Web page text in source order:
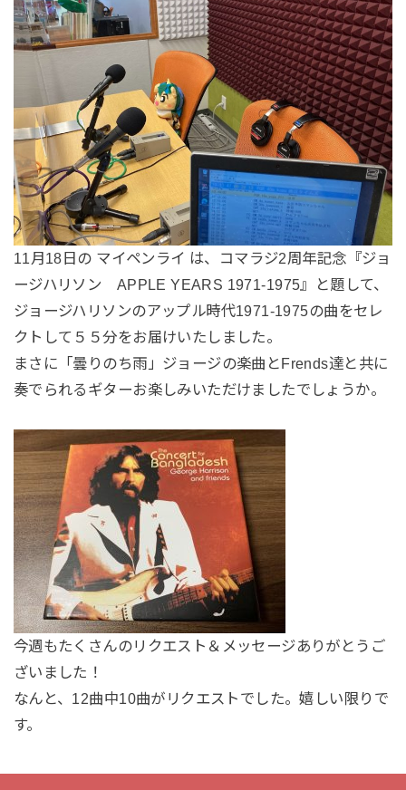
11月18日の マイペンライ は、コマラジ2周年記念『ジョ
ージハリソン APPLE YEARS 1971-1975』と題して、
ジョージハリソンのアップル時代1971-1975の曲をセレ
クトして５５分をお届けいたしました。
まさに「曇りのち雨」ジョージの楽曲とFrends達と共に
奏でられるギターお楽しみいただけましたでしょうか。
今週もたくさんのリクエスト＆メッセージありがとうご
ざいました！
なんと、12曲中10曲がリクエストでした。嬉しい限りで
す。